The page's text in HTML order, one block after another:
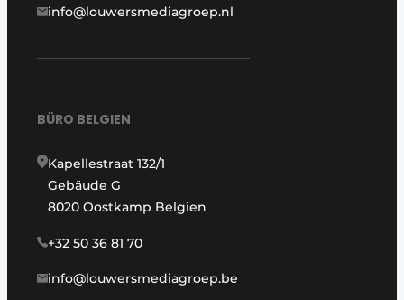
info@louwersmediagroep.nl
BÜRO BELGIEN
Kapellestraat 132/1
Gebäude G
8020 Oostkamp Belgien
+32 50 36 81 70
info@louwersmediagroep.be